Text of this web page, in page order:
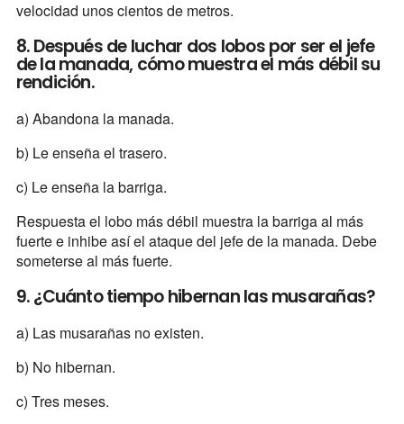
velocidad unos cientos de metros.
8. Después de luchar dos lobos por ser el jefe
de la manada, cómo muestra el más débil su
rendición.
a) Abandona la manada.
b) Le enseña el trasero.
c) Le enseña la barriga.
Respuesta el lobo más débil muestra la barriga al más
fuerte e inhibe así el ataque del jefe de la manada. Debe
someterse al más fuerte.
9. ¿Cuánto tiempo hibernan las musarañas?
a) Las musarañas no existen.
b) No hibernan.
c) Tres meses.